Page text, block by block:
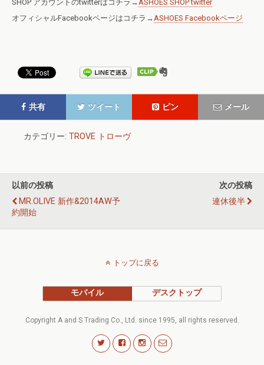
SHOP アカウントのtwitterはコチラ→ ASHOES SHOP twitter
オフィシャルFacebookページはコチラ→ ASHOES Facebookページ
共有 ツイート ピン メール
カテゴリー: TROVE トローヴ
以前の投稿
MR.OLIVE 新作&2014AW予
約開始
次の投稿
連休後半
トップに戻る
モバイル デスクトップ
Copyright A and S Trading Co., Ltd. since 1995, all rights reserved.